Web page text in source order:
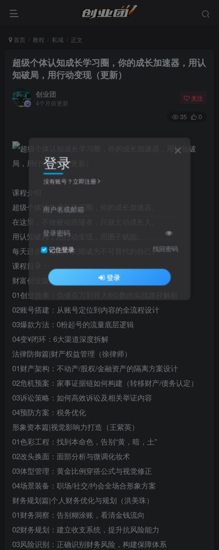
首页 教程 私域 正文
超级个体认知成长学习圈，你的成长加速器，用认
知破局，用行动变现（更新）
创业团
4个月前更新
关注
35 0
课程介绍
超级个体认知成长学习圈，你的成长加速器。
在这里，不做被动跟随者，只做主动成长人。
用认知破局，用行动变现，用圈子赋能。
每天进步一点点，长期成为不可替代的自己。
课程目录：
财富创业篇|自媒体创业重生篇（王大牙）
01创业故事：负债百万到月入6位数的实战路径解析
02账号搭建：从账号定位到内容的全流程设计
03爆款方法：0粉起号的流量底层逻辑
04变¥闭环：6大渠道深度拆解
法律防御篇|财产权益管理（徐律师）
01财产架构：不动产/股权/金融资产的隔离方案设计
02危机预案：家事证据链如何构建（转移财产/债务认定）
03诉讼策略：如何高效诉讼及相关举证内容
04预防方案：税务优化
形象资本篇|视觉影响力打造（王紫英）
01色彩工程：找到本命色，告别“黄，暗，土”
02改头换面：面部分析与微调化妆术
03体型管理：黄金比例穿搭公式与视觉修正
04场景装备：职场/社交/约会全场合形象方案
财务规划篇|个人财务优化与规划（洪美珠）
01财务洞察：告别糊涂账，看清金钱流向
02财务规划：建立收支系统，提升抗风险能力
03风险识别：正确识别财务风险，构建保障体系
登录
没有账号？立即注册
用户名或邮箱
登录密码
记住登录 找回密码
登录